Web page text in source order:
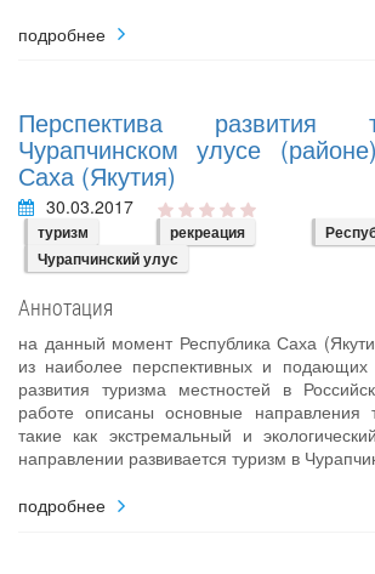
подробнее
Перспектива развития
Чурапчинском улусе
Саха (Якутия)
30.03.2017
туризм рекреация
Чурапчинский улус
Аннотация
на данный момент Республика Саха
из наиболее перспективных и
развития туризма местностей в
работе описаны основные направления
такие как экстремальный и
направлении развивается туризм в
подробнее